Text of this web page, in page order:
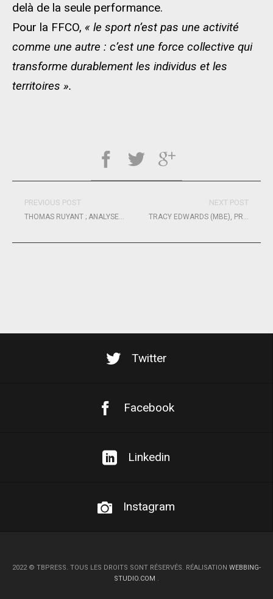
delà de la seule performance.
Pour la FFCO, « le sport n’est pas une activité
comme une autre : c’est une force collective qui
transforme durablement les individus et les
territoires ».
PREVIOUS POST
THOMAS RUYANT ; ANALYSES PASSÉES ET RÉFLEXIONS D’AVENIR….
NEXT POST
TRACY EDWARDS (MBE), PREMIÈRE SUPPORTRICE DE THE FAMOUS PROJECT CIC
Twitter
Facebook
Linkedin
Instagram
2022 © TBPRESS. TOUS LES DROITS SONT RÉSERVÉS. RÉALISATION WEBBING-
STUDIO.COM .